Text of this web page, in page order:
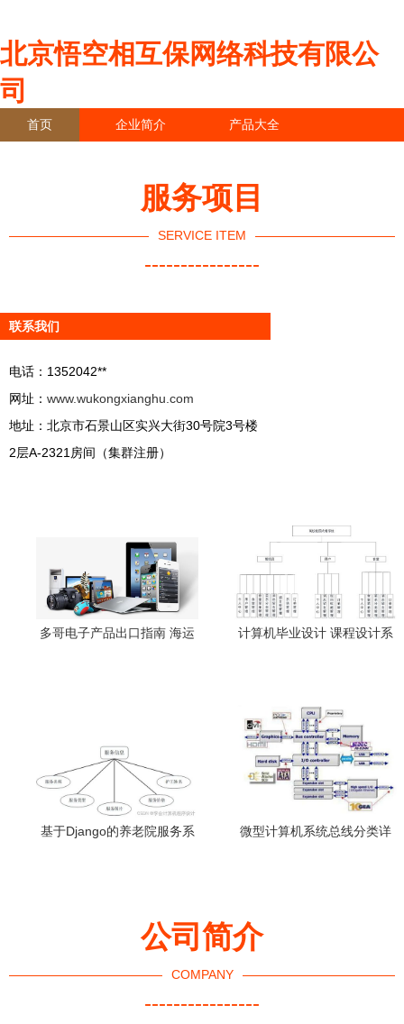
北京悟空相互保网络科技有限公
司
首页 企业简介 产品大全
服务项目
SERVICE ITEM
----------------
联系我们
电话：1352042**
网址： www.wukongxianghu.com
地址：北京市石景山区实兴大街30号院3号楼
2层A-2321房间（集群注册）
多哥电子产品出口指南 海运
计算机毕业设计 课程设计系
基于Django的养老院服务系
微型计算机系统总线分类详
公司简介
COMPANY
----------------